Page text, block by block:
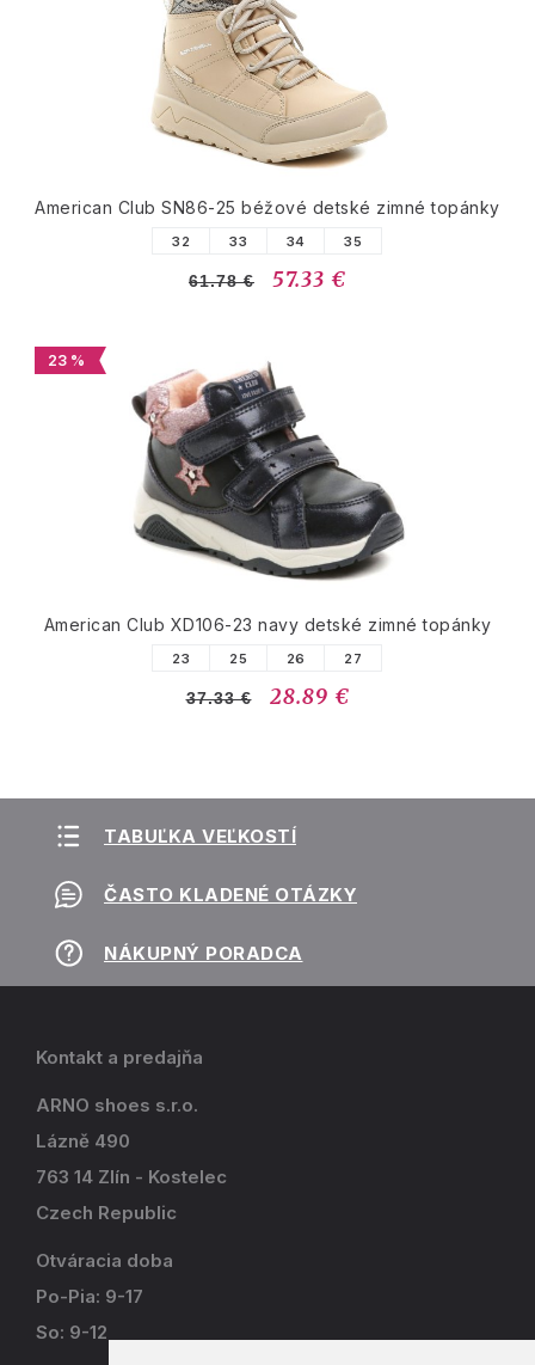
American Club SN86-25 béžové detské zimné topánky
32 33 34 35
61.78 € 57.33 €
23 %
American Club XD106-23 navy detské zimné topánky
23 25 26 27
37.33 € 28.89 €
TABUĽKA VEĽKOSTÍ
ČASTO KLADENÉ OTÁZKY
NÁKUPNÝ PORADCA
Kontakt a predajňa
ARNO shoes s.r.o.
Lázně 490
763 14 Zlín - Kostelec
Czech Republic
Otváracia doba
Po-Pia: 9-17
So: 9-12